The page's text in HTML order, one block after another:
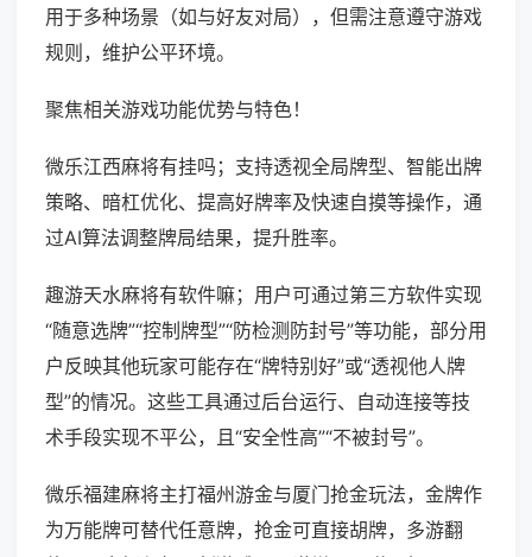
用于多种场景（如与好友对局），但需注意遵守游戏
规则，维护公平环境。
聚焦相关游戏功能优势与特色！
微乐江西麻将有挂吗；支持透视全局牌型、智能出牌
策略、暗杠优化、提高好牌率及快速自摸等操作，通
过AI算法调整牌局结果，提升胜率。
趣游天水麻将有软件嘛；用户可通过第三方软件实现
“随意选牌”“控制牌型”“防检测防封号”等功能，部分用
户反映其他玩家可能存在“牌特别好”或“透视他人牌
型”的情况。这些工具通过后台运行、自动连接等技
术手段实现不平公，且“安全性高”“不被封号”。
微乐福建麻将主打福州游金与厦门抢金玩法，金牌作
为万能牌可替代任意牌，抢金可直接胡牌，多游翻